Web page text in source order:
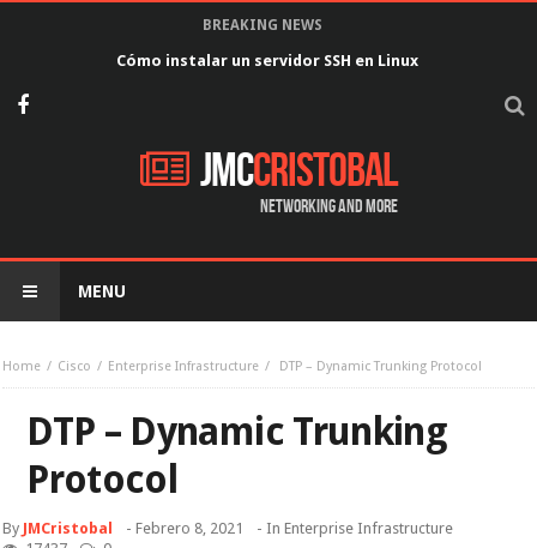
BREAKING NEWS
Configurar interfaz serial con encapsulación PPP y autenticación
JMCCristobal
Home Cisco Enterprise Infrastructure DTP – Dynamic Trunking Protocol
DTP – Dynamic Trunking
Protocol